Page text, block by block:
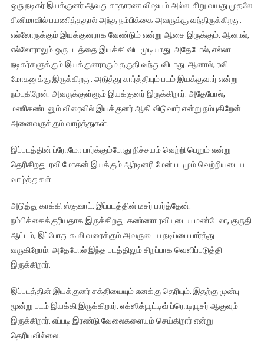
ஒரு நடிகர் இயக்குனர் ஆவது சாதாரண விஷயம் அல்ல. சிறு வயது முதலே
சினிமாவில் பயணித்ததால் அந்த நம்பிக்கை அவருக்கு வந்திருக்கிறது.
எல்லோருக்கும் இயக்குனராக வேண்டும் என்று ஆசை இருக்கும். ஆனால்,
எல்லோராலும் ஒரு படத்தை இயக்கி விட முடியாது. அதேபோல், எல்லா
நடிகர்களுக்கும் இயக்குனராகும் தகுதி வந்து விடாது. ஆனால், ரவி
மோகனுக்கு இருக்கிறது. அடுத்து கார்த்தியும் படம் இயக்குவார் என்று
நம்புகிறேன். அவருக்குள்ளும் இயக்குனர் இருக்கிறார். அதேபோல்,
மணிகண்டனும் விரைவில் இயக்குனர் ஆகி விடுவார் என்று நம்புகிறேன்.
அனைவருக்கும் வாழ்த்துகள்.
இப்படத்தின் ப்ரோமோ பார்க்கும்போது நிச்சயம் வெற்றி பெறும் என்று
தெரிகிறது. ரவி மோகன் இயக்கும் ஆர்டினரி மேன் படமும் வெற்றியடைய
வாழ்த்துகள்.
அடுத்து காக்கி ஸ்குவாட். இப்படத்தின் டீசர் பார்த்தேன்.
நம்பிக்கைக்குரியதாக இருக்கிறது. கண்ணா ரவியுடைய மண்டேலா, குருதி
ஆட்டம், இப்போது கூலி வரைக்கும் அவருடைய நடிப்பை பார்த்து
வருகிறோம். அதேபோல் இந்த படத்திலும் சிறப்பாக வெளிப்படுத்தி
இருக்கிறார்.
இப்படத்தின் இயக்குனர் சக்தியையும் எனக்கு தெரியும். இதற்கு முன்பு
மூன்று படம் இயக்கி இருக்கிறார். எக்ஸிக்யூட்டிவ் ப்ரொடியூசர் ஆகுவும்
இருக்கிறார். எப்படி இரண்டு வேலைகளையும் செய்கிறார் என்று
தெரியவில்லை.